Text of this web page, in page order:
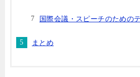
国際会議・スピーチのための
まとめ